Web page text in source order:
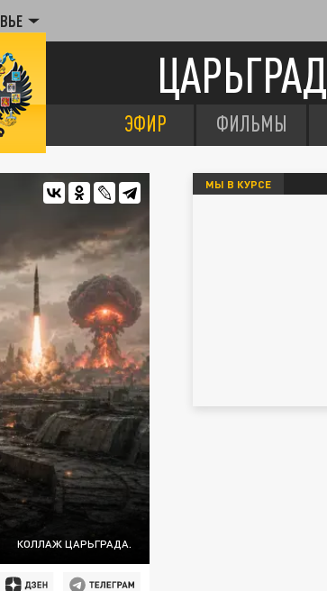
ЦАРЬГРАД
ЭФИР ФИЛЬМЫ
КОЛЛАЖ ЦАРЬГРАДА.
МЫ В КУРСЕ